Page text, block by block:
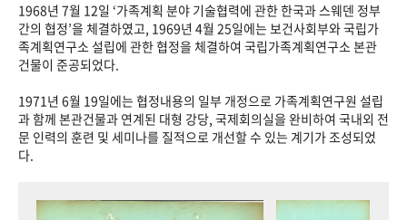
성과 50선 숫자로 보는 50년 50+1주년 광장
세계와 함께 한 KIHASA
VR 역사관
1968년 7월 12일 ‘가족계획 분야 기술협력에 관한 한국과 스웨덴 정부
간의 협정’을 체결하였고, 1969년 4월 25일에는 보건사회부와 국립가
족계획연구소 설립에 관한 협정을 체결하여 국립가족계획연구소 본관
건물이 준공되었다.
1971년 6월 19일에는 협정내용의 일부 개정으로 가족계획연구원 설립
과 함께 본관건물과 연계된 대형 강당, 국제회의실을 완비하여 국내외 전
문 인력의 훈련 및 세미나를 질적으로 개선할 수 있는 계기가 조성되었
다.